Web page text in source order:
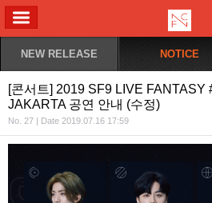
NEW RELEASE NOTICE
[콘서트] 2019 SF9 LIVE FANTASY
JAKARTA 공연 안내 (수정)
No. 27 | Date 2019.07.16 17:59